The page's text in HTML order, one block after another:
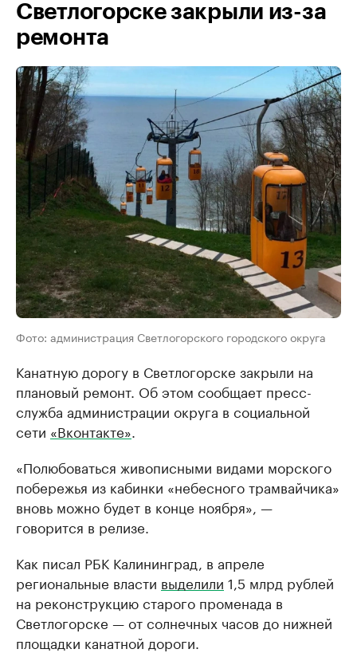
Светлогорске закрыли из-за
ремонта
Фото: администрация Светлогорского городского округа
Канатную дорогу в Светлогорске закрыли на
плановый ремонт. Об этом сообщает пресс-
служба администрации округа в социальной
сети «Вконтакте»
«Полюбоваться живописными видами морского
побережья из кабинки «небесного трамвайчика»
вновь можно будет в конце ноября», —
говорится в релизе.
Как писал РБК Калининград, в апреле
региональные власти выделили 1,5 млрд рублей
на реконструкцию старого променада в
Светлогорске — от солнечных часов до нижней
площадки канатной дороги.